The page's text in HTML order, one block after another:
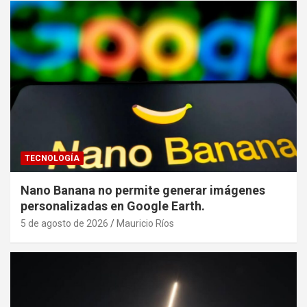
TECNOLOGÍA
Nano Banana no permite generar imágenes
personalizadas en Google Earth.
5 de agosto de 2026 Mauricio Ríos